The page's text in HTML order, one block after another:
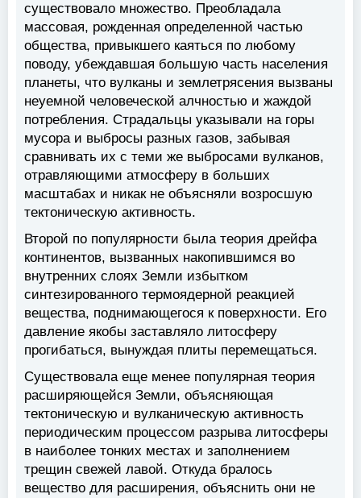
существовало множество. Преобладала
массовая, рожденная определенной частью
общества, привыкшего каяться по любому
поводу, убеждавшая большую часть населения
планеты, что вулканы и землетрясения вызваны
неуемной человеческой алчностью и жаждой
потребления. Страдальцы указывали на горы
мусора и выбросы разных газов, забывая
сравнивать их с теми же выбросами вулканов,
отравляющими атмосферу в больших
масштабах и никак не объясняли возросшую
тектоническую активность.
Второй по популярности была теория дрейфа
континентов, вызванных накопившимся во
внутренних слоях Земли избытком
синтезированного термоядерной реакцией
вещества, поднимающегося к поверхности. Его
давление якобы заставляло литосферу
прогибаться, вынуждая плиты перемещаться.
Существовала еще менее популярная теория
расширяющейся Земли, объясняющая
тектоническую и вулканическую активность
периодическим процессом разрыва литосферы
в наиболее тонких местах и заполнением
трещин свежей лавой. Откуда бралось
вещество для расширения, объяснить они не